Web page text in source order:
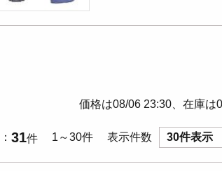
価格は08/06 23:30、在庫は
31件 1～30件 表示件数 30件表示